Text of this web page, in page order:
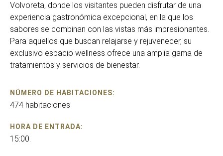
Volvoreta, donde los visitantes pueden disfrutar de una
experiencia gastronómica excepcional, en la que los
sabores se combinan con las vistas más impresionantes.
Para aquellos que buscan relajarse y rejuvenecer, su
exclusivo espacio wellness ofrece una amplia gama de
tratamientos y servicios de bienestar.
NÚMERO DE HABITACIONES:
474 habitaciones
HORA DE ENTRADA:
15:00.